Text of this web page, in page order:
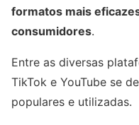
formatos mais
consumidores.
Entre as diversas
TikTok e YouTube se
populares e utilizadas.